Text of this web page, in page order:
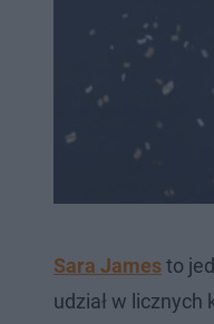
Sara Jamesto
udział w licznych